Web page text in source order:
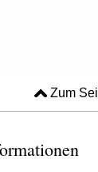
Zum